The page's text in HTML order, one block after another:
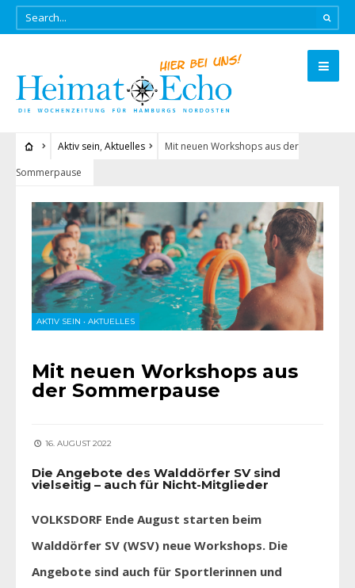
Aktiv sein, Aktuelles
Mit neuen Workshops aus der
Sommerpause
AKTIV SEIN • AKTUELLES
Mit neuen Workshops aus
der Sommerpause
16. AUGUST 2022
Die Angebote des Walddörfer SV sind
vielseitig – auch für Nicht-Mitglieder
VOLKSDORF Ende August starten beim
Walddörfer SV (WSV) neue Workshops. Die
Angebote sind auch für Sportlerinnen und